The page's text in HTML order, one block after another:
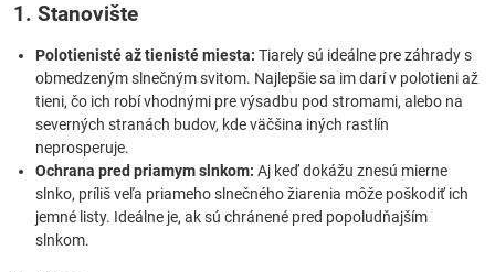
1. Stanovište
Polotienisté až tienisté miesta: Tiarely sú ideálne pre záhrady s
obmedzeným slnečným svitom. Najlepšie sa im darí v polotieni až
tieni, čo ich robí vhodnými pre výsadbu pod stromami, alebo na
severných stranách budov, kde väčšina iných rastlín
neprosperuje.
Ochrana pred priamym slnkom: Aj keď dokážu znesú mierne
slnko, príliš veľa priameho slnečného žiarenia môže poškodiť ich
jemné listy. Ideálne je, ak sú chránené pred popoludňajším
slnkom.